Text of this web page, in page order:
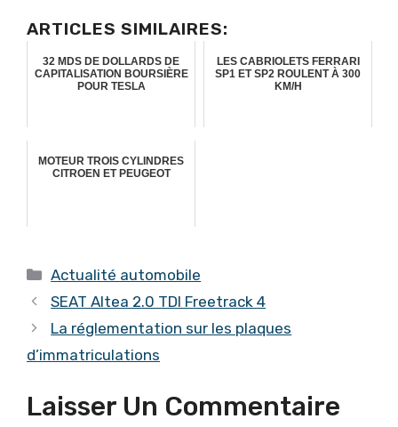
ARTICLES SIMILAIRES:
32 MDS DE DOLLARDS DE
CAPITALISATION BOURSIÈRE
POUR TESLA
LES CABRIOLETS FERRARI
SP1 ET SP2 ROULENT À 300
KM/H
MOTEUR TROIS CYLINDRES
CITROEN ET PEUGEOT
Catégories
Actualité automobile
SEAT Altea 2.0 TDI Freetrack 4
La réglementation sur les plaques
d’immatriculations
Laisser Un Commentaire